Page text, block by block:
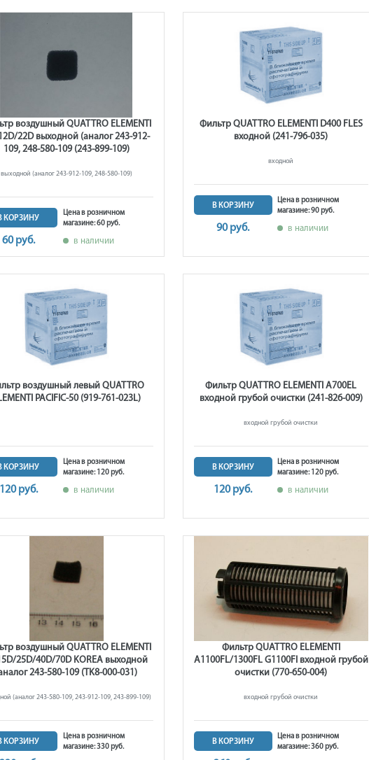
воздушный QUATTRO ELEMENTI
22D выходной (аналог 243-912-
109, 248-580-109 (243-899-109)
выходной (аналог 243-912-109, 248-580-109)
КОРЗИНУ
60 руб.
Цена в розничном
магазине: 60 руб.
в наличии
Фильтр QUATTRO ELEMENTI D400 FLES
входной (241-796-035)
входной
В КОРЗИНУ
90 руб.
Цена в розничном
магазине: 90 руб.
в наличии
воздушный левый QUATTRO
PACIFIC-50 (919-761-023L)
КОРЗИНУ
120 руб.
Цена в розничном
магазине: 120 руб.
в наличии
Фильтр QUATTRO ELEMENTI A700EL
входной грубой очистки (241-826-009)
входной грубой очистки
В КОРЗИНУ
120 руб.
Цена в розничном
магазине: 120 руб.
в наличии
воздушный QUATTRO ELEMENTI
25D/40D/70D KOREA выходной
243-580-109 (TK8-000-031)
(аналог 243-580-109, 243-912-109, 243-899-109)
КОРЗИНУ
Цена в розничном
магазине: 330 руб.
Фильтр QUATTRO ELEMENTI
A1100FL/1300FL G1100Fl входной грубой
очистки (770-650-004)
входной грубой очистки
В КОРЗИНУ
Цена в розничном
магазине: 360 руб.